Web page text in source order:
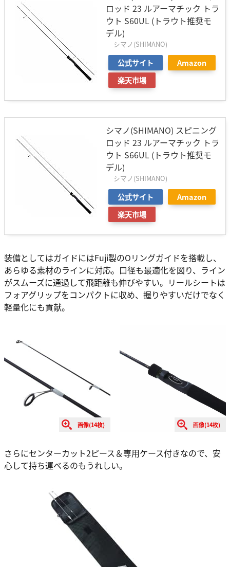
ロッド 23 ルアーマチック トラ
ウト S60UL (トラウト推奨モ
デル)
シマノ(SHIMANO)
公式サイト
Amazon
楽天市場
シマノ(SHIMANO) スピニング
ロッド 23 ルアーマチック トラ
ウト S66UL (トラウト推奨モ
デル)
シマノ(SHIMANO)
公式サイト
Amazon
楽天市場
装備としてはガイドにはFuji製のOリングガイドを搭載し、
あらゆる素材のラインに対応。口径も最適化を図り、ライン
がスムーズに通過して飛距離も伸びやすい。リールシートは
フォアグリップをコンパクトに収め、握りやすいだけでなく
軽量化にも貢献。
画像(14枚) 画像(14枚)
さらにセンターカット2ピース＆専用ケース付きなので、安
心して持ち運べるのもうれしい。